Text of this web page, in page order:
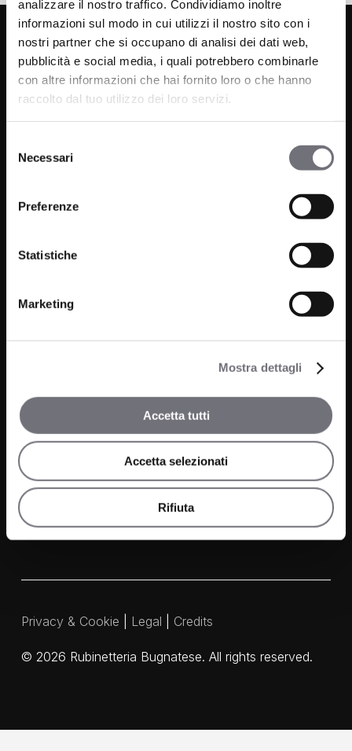
analizzare il nostro traffico. Condividiamo inoltre
informazioni sul modo in cui utilizzi il nostro sito con i
nostri partner che si occupano di analisi dei dati web,
pubblicità e social media, i quali potrebbero combinarle
con altre informazioni che hai fornito loro o che hanno
raccolto dal tuo utilizzo dei loro servizi.
delNecessari
Preferenze
Statistiche
Marketing
Mostra dettagli
Accetta tutti
Accetta selezionati
Rifiuta
P.IVA 00265030031
Phone:0322 93516
Bathroom
Kitchen
Contacts
Media and Downloads
Our Agents
Privacy & Cookie Legal Credits
© 2026 Rubinetteria Bugnatese. All rights reserved.